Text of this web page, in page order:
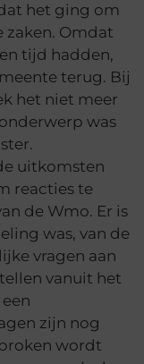
het ging om
Omdat
tijd hadden,
terug. Bij
het niet meer
was
uitkomsten
reacties te
de Wmo. Er is
was, van de
vragen aan
vanuit het
zijn nog
wordt